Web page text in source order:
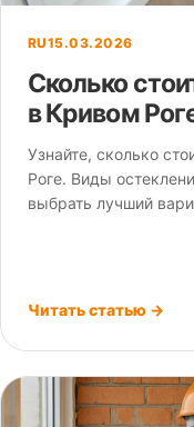
RU15.03.2026
Сколько
в Кривом
Узнайте, сколько
Роге. Виды
выбрать лучший
Читать статью →